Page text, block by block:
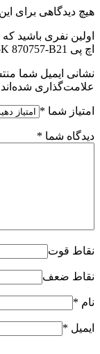
هیچ دیدگاهی برای
اولین نفری باشید
اچ پی 600GB SAS 12G 15K 870757-B21”
نشانی ایمیل شما
علامت‌گذاری شده‌اند
امتیاز شما *
دیدگاه شما *
نقاط قوت
نقاط ضعف
نام *
ایمیل *